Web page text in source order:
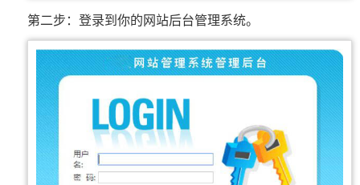
第二步：登录到你的网站后台管理系统。